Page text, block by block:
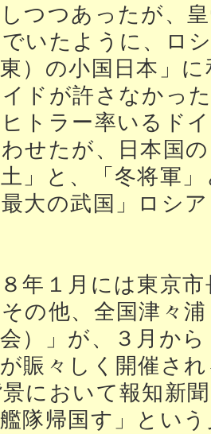
つつあったが、
いたように、ロ
東）の小国日本」
ドが許さなかっ
トラー率いるド
せたが、日本国
土」と、「冬将軍
大の武国」ロシ
年１月には東京
の他、全国津々
）」が、３月か
賑々しく開催さ
において報知新
隊帰国す」とい